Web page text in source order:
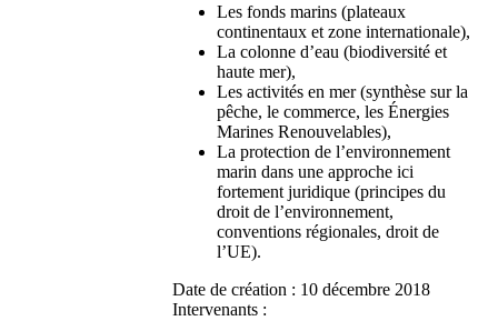
Les fonds marins (plateaux
continentaux et zone internationale),
La colonne d’eau (biodiversité et
haute mer),
Les activités en mer (synthèse sur la
pêche, le commerce, les Énergies
Marines Renouvelables),
La protection de l’environnement
marin dans une approche ici
fortement juridique (principes du
droit de l’environnement,
conventions régionales, droit de
l’UE).
Date de création : 10 décembre 2018
Intervenants :